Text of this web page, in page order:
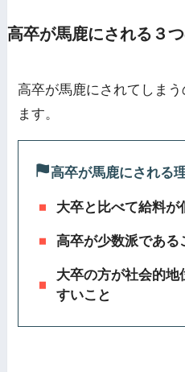
高卒が馬鹿にされる３
高卒が馬鹿にされてしま
ます。
高卒が馬鹿にされる
大卒と比べて給料が
高卒が少数派である
大卒の方が社会的
すいこと